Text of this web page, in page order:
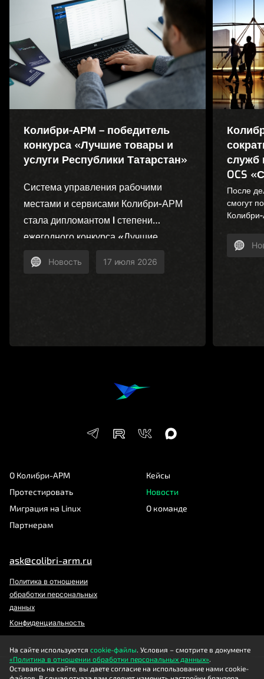
Колибри-АРМ – победитель
конкурса «Лучшие товары и
услуги Республики Татарстан»
Система управления рабочими
местами и сервисами Колибри-АРМ
стала дипломантом I степени
ежегодного конкурса «Лучшие
товары и услуги Республики
Татарстан». Проект отмечен в
Новость 17 июля 2026
служб
OCS
После
смогут
О Колибри-АРМ
Протестировать
Миграция на Linux
Партнерам
Кейсы
Новости
О команде
ask@colibri-arm.ru
Политика в отношении
обработки персональных
данных
Конфиденциальность
На сайте используются cookie-файлы. Условия – смотрите в документе
«Политика в отношении обработки персональных данных».
Оставаясь на сайте, вы даете согласие на использование нами cookie-